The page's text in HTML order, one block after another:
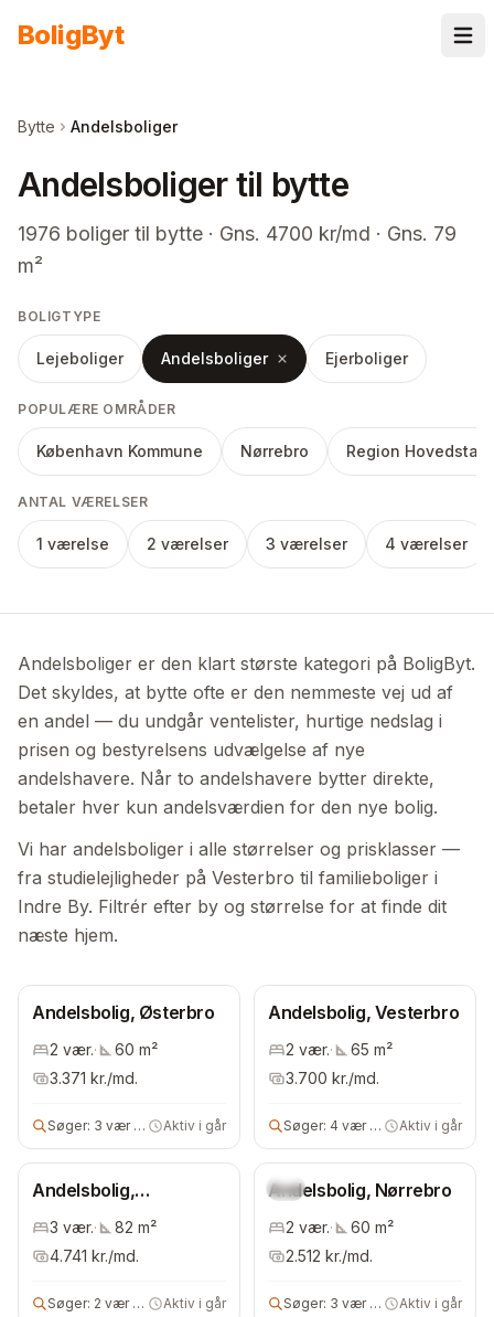
BoligByt
Bytte Andelsboliger
Andelsboliger til bytte
1976 boliger til bytte · Gns. 4700 kr/md · Gns. 79
m²
BOLIGTYPE
Lejeboliger Andelsboliger Ejerboliger
POPULÆRE OMRÅDER
København Kommune Nørrebro Region
ANTAL VÆRELSER
1 værelse 2 værelser 3 værelser 4 værelser
Andelsboliger er den klart største kategori på BoligByt.
Det skyldes, at bytte ofte er den nemmeste vej ud af
en andel — du undgår ventelister, hurtige nedslag i
prisen og bestyrelsens udvælgelse af nye
andelshavere. Når to andelshavere bytter direkte,
betaler hver kun andelsværdien for den nye bolig.
Vi har andelsboliger i alle størrelser og prisklasser —
fra studielejligheder på Vesterbro til familieboliger i
Indre By. Filtrér efter by og størrelse for at finde dit
næste hjem.
Andelsbolig, Østerbro
2 vær.· 60 m²
3.371 kr./md.
Søger: 3 vær andelsbolig Aktiv i går
Andelsbolig, Vesterbro
2 vær.· 65 m²
3.700 kr./md.
Søger: 4 vær bolig Aktiv i går
Andelsbolig,
Bispebjerg
3 vær.· 82 m²
4.741 kr./md.
Søger: 2 vær andelsbolig Aktiv i går
Ny
Andelsbolig, Nørrebro
2 vær.· 60 m²
2.512 kr./md.
Søger: 3 vær andelsbolig Aktiv i går